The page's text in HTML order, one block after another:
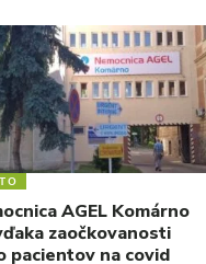
AGEL Komárno
zaočkovanosti
pacientov na covid